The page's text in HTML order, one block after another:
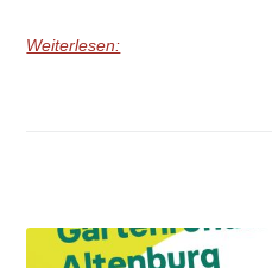
Weiterlesen: